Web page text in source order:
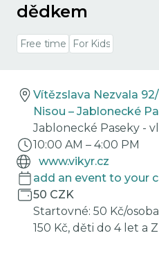
dědkem
Free time For Kids
Vítězslava Nezvala
Nisou – Jablonecké
Jablonecké Paseky -
10:00 AM – 4:00 PM
www.vikyr.cz
add an event to your
50 CZK
Startovné: 50 Kč/
150 Kč, děti do 4 let a